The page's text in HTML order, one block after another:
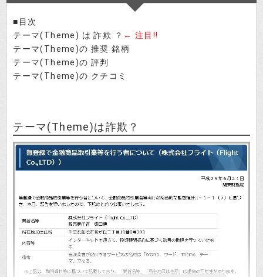
■目次
テーマ(Theme) は 詐欺 ？
テーマ(Theme)の 推奨 銘柄
テーマ(Theme)の 評判
テーマ(Theme)の クチコミ
テーマ(Theme)は詐欺？